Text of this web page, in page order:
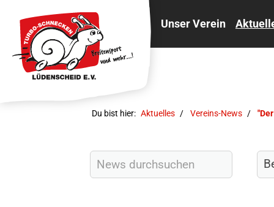
Unser Verein
Du bist hier: Aktuelles Vereins-News